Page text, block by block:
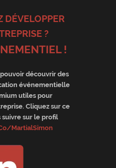
DÉVELOPPER
?
!
découvrir des
événementielle
utiles pour
Cliquez sur ce
sur le profil
MartialSimon